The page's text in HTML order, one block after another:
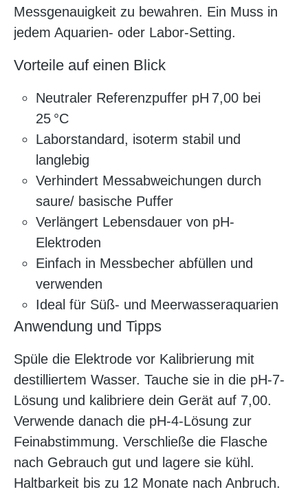
Messgenauigkeit zu bewahren. Ein Muss in
jedem Aquarien- oder Labor-Setting.
Vorteile auf einen Blick
Neutraler Referenzpuffer pH 7,00 bei
25 °C
Laborstandard, isoterm stabil und
langlebig
Verhindert Messabweichungen durch
saure/ basische Puffer
Verlängert Lebensdauer von pH-
Elektroden
Einfach in Messbecher abfüllen und
verwenden
Ideal für Süß- und Meerwasseraquarien
Anwendung und Tipps
Spüle die Elektrode vor Kalibrierung mit
destilliertem Wasser. Tauche sie in die pH‑7-
Lösung und kalibriere dein Gerät auf 7,00.
Verwende danach die pH‑4-Lösung zur
Feinabstimmung. Verschließe die Flasche
nach Gebrauch gut und lagere sie kühl.
Haltbarkeit bis zu 12 Monate nach Anbruch.